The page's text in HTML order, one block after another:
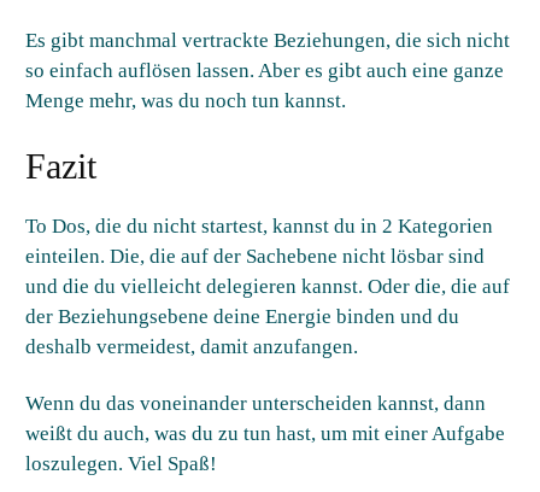
Es gibt manchmal vertrackte Beziehungen, die sich nicht
so einfach auflösen lassen. Aber es gibt auch eine ganze
Menge mehr, was du noch tun kannst.
Fazit
To Dos, die du nicht startest, kannst du in 2 Kategorien
einteilen. Die, die auf der Sachebene nicht lösbar sind
und die du vielleicht delegieren kannst. Oder die, die auf
der Beziehungsebene deine Energie binden und du
deshalb vermeidest, damit anzufangen.
Wenn du das voneinander unterscheiden kannst, dann
weißt du auch, was du zu tun hast, um mit einer Aufgabe
loszulegen. Viel Spaß!